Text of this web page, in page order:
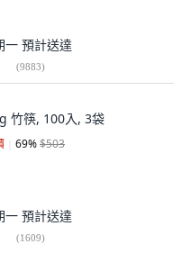
一 預計送達
(9883)
竹筷, 100入, 3袋
69%$503
一 預計送達
(1609)